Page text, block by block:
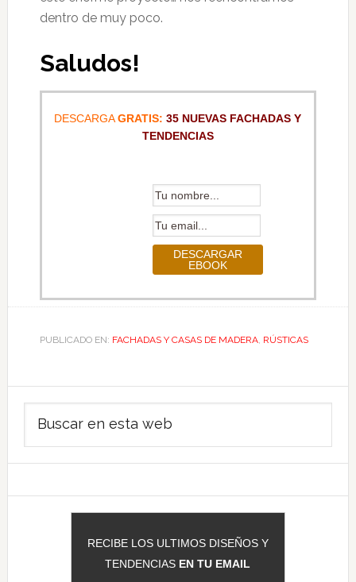
dentro de muy poco.
Saludos!
DESCARGAGRATIS: 35 NUEVAS FACHADAS Y
TENDENCIAS
PUBLICADO EN: FACHADAS Y CASAS DE MADERA, RÚSTICAS
Barra
lateral
principal
RECIBE LOS ULTIMOS DISEÑOS Y
TENDENCIAS EN TU EMAIL